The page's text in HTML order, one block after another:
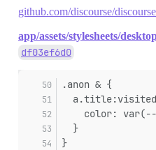
github.com/discourse/discourse
app/assets/stylesheets/
df03ef6d0
.anon & {
color:
  }
}